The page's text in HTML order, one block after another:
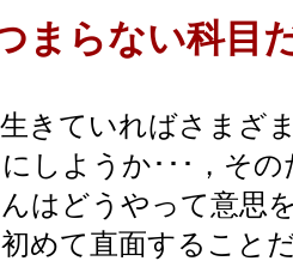
まらない科目
きていればさまざ
しようか･･･，そ
はどうやって意思
めて直面すること